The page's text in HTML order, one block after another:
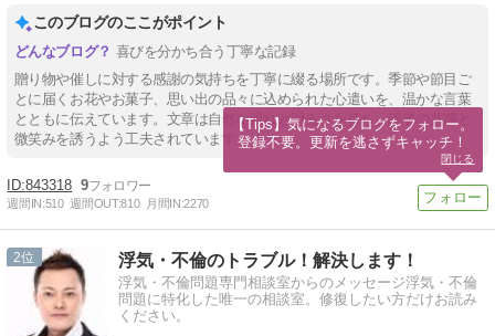
このブログのここがポイント
喜びを分かち合う丁寧な記録
贈り物や催しに対する感謝の気持ちを丁寧に綴る場所です。季節や節目ご
とに届くお花やお菓子、思い出の品々に込められた心遣いを、温かな言葉
とともに伝えています。文章は自然な流れと明るさを持ち、読者の共感と
微笑みを誘うよう工夫されています。
843318 9
週間IN:510 週間OUT:810 月間IN:2270
2 浮気・不倫のトラブル！解決します！
浮気・不倫問題専門相談室からのメッセージ浮気・不倫
問題に特化した唯一の相談室。修復したい方だけお読み
ください。
【Tips】気になるブログをフォロー。
登録不要。更新を逃さずキャッチ！
閉じる